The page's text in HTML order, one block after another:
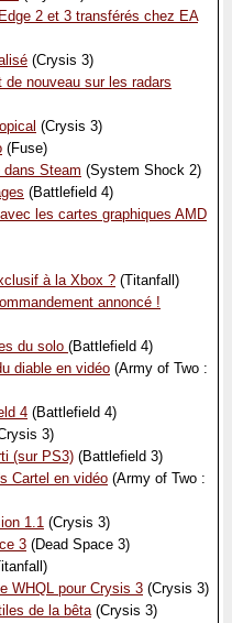
2 et 3 transférés chez EA
(Crysis 3)
de nouveau sur les radars
(Crysis 3)
(Fuse)
Steam (System Shock 2)
(Battlefield 4)
les cartes graphiques AMD
à la Xbox ? (Titanfall)
annoncé !
du solo (Battlefield 4)
diable en vidéo (Army of Two :
4 (Battlefield 4)
3)
(sur PS3) (Battlefield 3)
Cartel en vidéo (Army of Two :
1.1 (Crysis 3)
3 (Dead Space 3)
WHQL pour Crysis 3 (Crysis 3)
de la bêta(Crysis 3)